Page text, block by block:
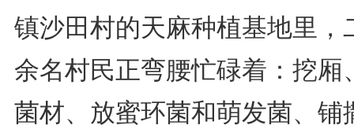
镇沙田村的天麻种植基地里，
余名村民正弯腰忙碌着：挖厢
菌材、放蜜环菌和萌发菌、铺